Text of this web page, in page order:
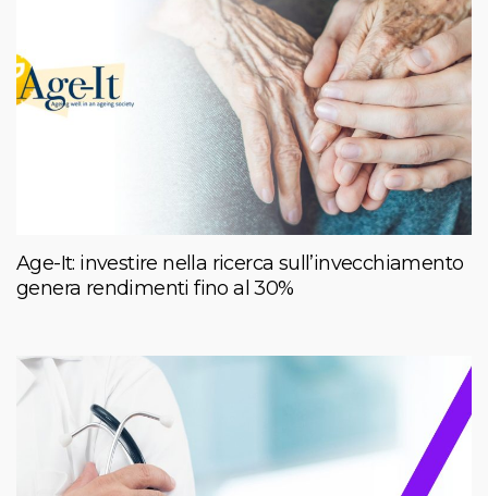
Age-It: investire nella ricerca sull’invecchiamento
genera rendimenti fino al 30%